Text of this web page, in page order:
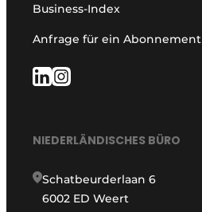
Business-Index
Anfrage für ein Abonnement
NIEDERLÄNDISCHES BÜRO
Schatbeurderlaan 6
6002 ED Weert